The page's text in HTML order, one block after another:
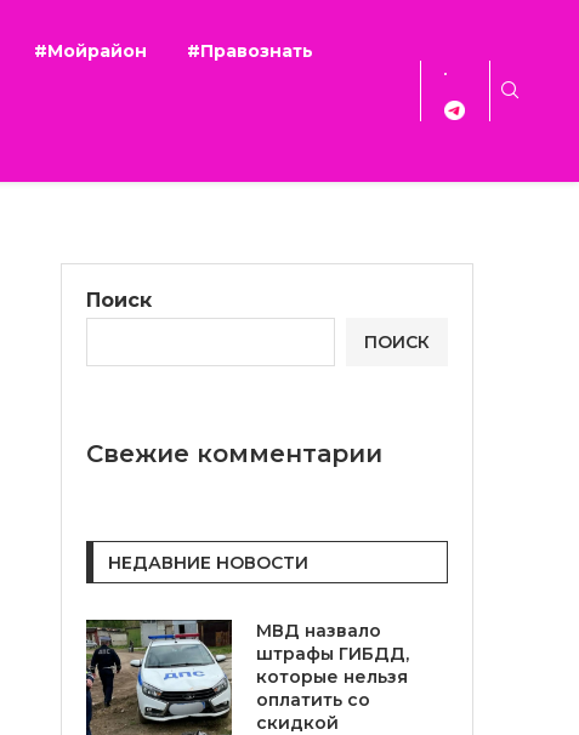
#Мойрайон #Правознать
Поиск
ПОИСК
Свежие комментарии
НЕДАВНИЕ НОВОСТИ
МВД назвало
штрафы ГИБДД,
которые нельзя
оплатить со
скидкой